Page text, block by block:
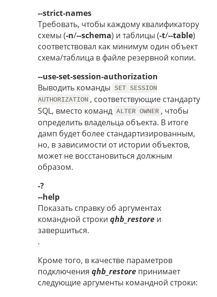
--strict-names
Требовать, чтобы каждому квалификатору
схемы (-n/--schema) и таблицы (-t/--table)
соответствовал как минимум один объект
схема/таблица в файле резервной копии.
--use-set-session-authorization
Выводить команды SET SESSION
AUTHORIZATION , соответствующие стандарту
SQL, вместо команд ALTER OWNER , чтобы
определить владельца объекта. В итоге
дамп будет более стандартизированным,
но, в зависимости от истории объектов,
может не восстановиться должным
образом.
-?
--help
Показать справку об аргументах
командной строки qhb_restore и
завершиться.
.
Кроме того, в качестве параметров
подключения qhb_restore принимает
следующие аргументы командной строки: